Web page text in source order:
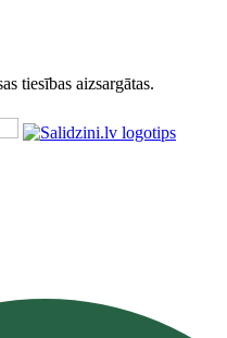
tiesības aizsargātas.